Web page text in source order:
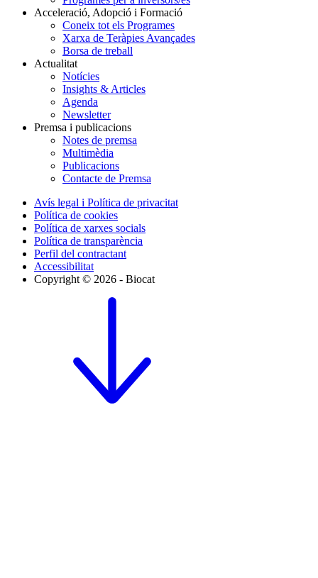
Acceleració, Adopció i Formació
Coneix tot els Programes
Xarxa de Teràpies Avançades
Borsa de treball
Actualitat
Notícies
Insights & Articles
Agenda
Newsletter
Premsa i publicacions
Notes de premsa
Multimèdia
Publicacions
Contacte de Premsa
Avís legal i Política de privacitat
Política de cookies
Política de xarxes socials
Política de transparència
Perfil del contractant
Accessibilitat
Copyright © 2026 - Biocat